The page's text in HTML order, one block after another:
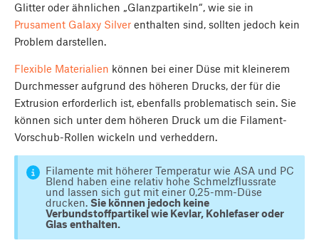
Glitter oder ähnlichen „Glanzpartikeln“, wie sie in
Prusament Galaxy Silver enthalten sind, sollten jedoch kein
Problem darstellen.
Flexible Materialien können bei einer Düse mit kleinerem
Durchmesser aufgrund des höheren Drucks, der für die
Extrusion erforderlich ist, ebenfalls problematisch sein. Sie
können sich unter dem höheren Druck um die Filament-
Vorschub-Rollen wickeln und verheddern.
Filamente mit höherer Temperatur wie ASA und PC
Blend haben eine relativ hohe Schmelzflussrate
und lassen sich gut mit einer 0,25-mm-Düse
drucken. Sie können jedoch keine
Verbundstoffpartikel wie Kevlar, Kohlefaser oder
Glas enthalten.